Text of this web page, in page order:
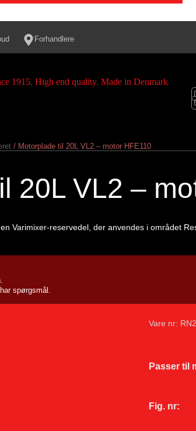
Forhandlere
/ Motorplade til 20L VL2 – motor HFE110
20L VL2 –
Varimixer-reservedel, der anvendes i området
spørgsmål.
Vare nr:
Passer til
Fig. nr: